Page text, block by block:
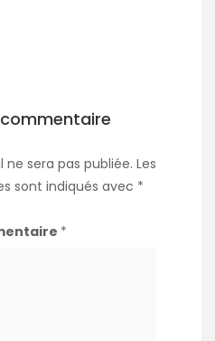
sera pas publiée. Les
sont indiqués avec *
*